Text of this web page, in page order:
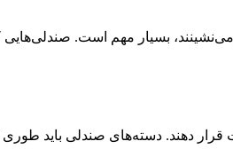
بسیار مهم است.